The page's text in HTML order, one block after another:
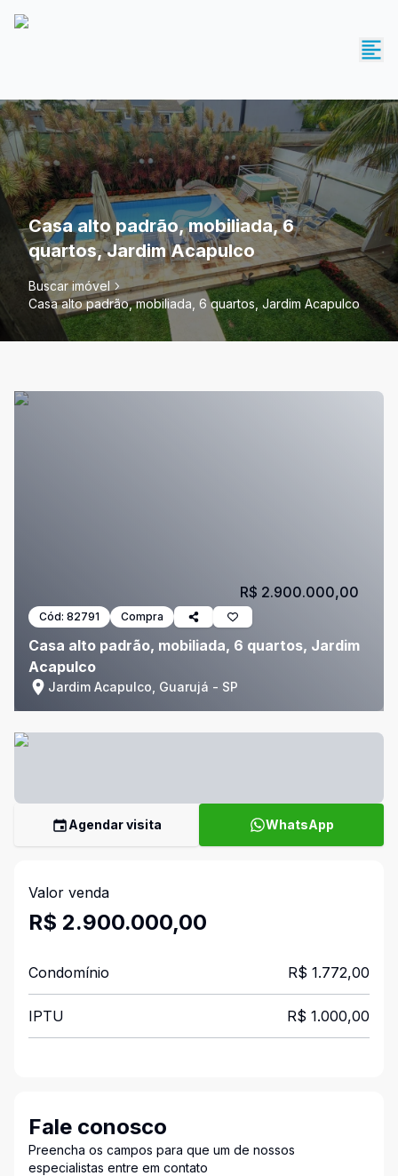
Casa alto padrão, mobiliada, 6
quartos, Jardim Acapulco
Buscar imóvel
Casa alto padrão, mobiliada, 6 quartos, Jardim Acapulco
Cód: 82791 Compra
Casa alto padrão, mobiliada, 6 quartos, Jardim
Acapulco
Jardim Acapulco, Guarujá - SP
R$ 2.900.000,00
Agendar visita WhatsApp
Valor venda
R$ 2.900.000,00
Condomínio R$ 1.772,00
IPTU R$ 1.000,00
Fale conosco
Preencha os campos para que um de nossos
especialistas entre em contato